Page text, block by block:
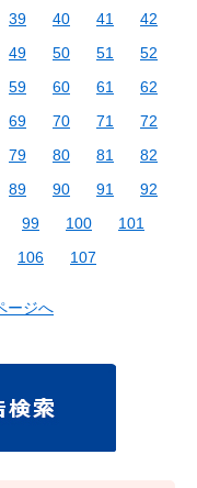
39 40 41
42
49 50 51
52
59 60 61
62
69 70 71
72
79 80 81
82
89 90 91
92
99 100
101
106 107
ージへ